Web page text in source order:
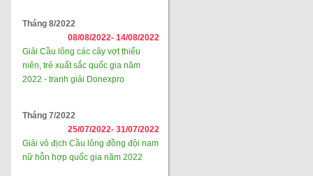
Tháng 8/2022
08/08/2022- 14/08/2022
Giải Cầu lông các cây vợt thiếu
niên, trẻ xuất sắc quốc gia năm
2022 - tranh giải Donexpro
Tháng 7/2022
25/07/2022- 31/07/2022
Giải vô địch Cầu lông đồng đội nam
nữ hỗn hợp quốc gia năm 2022